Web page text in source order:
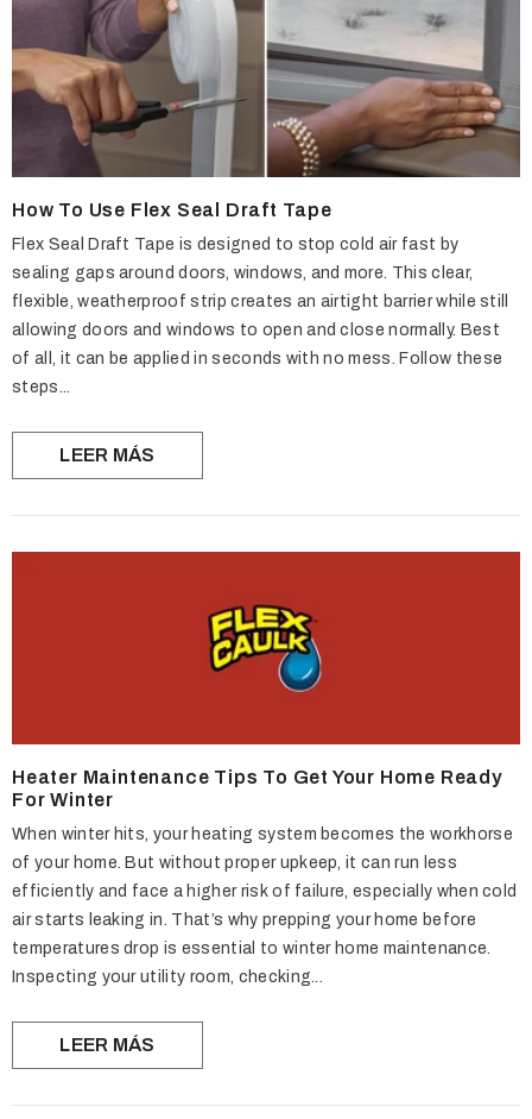
How To Use Flex Seal Draft Tape
Flex Seal Draft Tape is designed to stop cold air fast by
sealing gaps around doors, windows, and more. This clear,
flexible, weatherproof strip creates an airtight barrier while still
allowing doors and windows to open and close normally. Best
of all, it can be applied in seconds with no mess. Follow these
steps...
LEER MÁS
Heater Maintenance Tips To Get Your Home Ready
For Winter
When winter hits, your heating system becomes the workhorse
of your home. But without proper upkeep, it can run less
efficiently and face a higher risk of failure, especially when cold
air starts leaking in. That’s why prepping your home before
temperatures drop is essential to winter home maintenance.
Inspecting your utility room, checking...
LEER MÁS